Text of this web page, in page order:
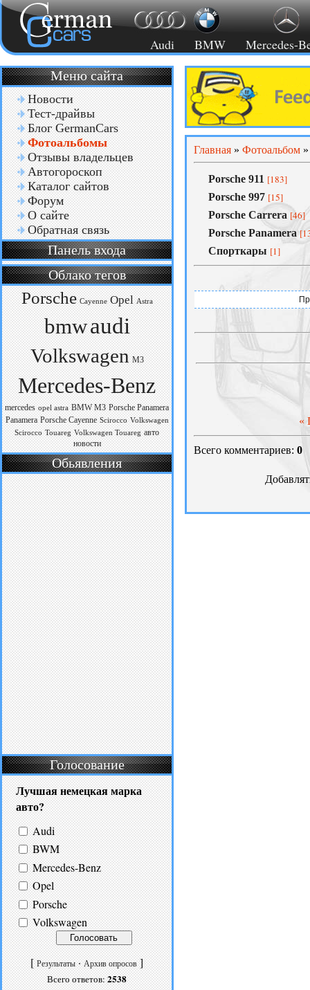
Audi BMW Mercedes-
Меню сайта
Новости
Тест-драйвы
Блог GermanCars
Фотоальбомы
Отзывы владельцев
Автогороскоп
Каталог сайтов
Форум
О сайте
Обратная связь
Панель входа
Облако тегов
Porsche Cayenne Opel Astra
bmwaudi
Volkswagen M3
Mercedes-Benz
mercedes opel astra BMW M3 Porsche Panamera
Panamera Porsche Cayenne Scirocco Volkswagen
Scirocco Touareg Volkswagen Touareg авто
новости
Обьявления
Голосование
Лучшая немецкая марка
авто?
Audi
BWM
Mercedes-Benz
Opel
Porsche
Volkswagen
[Результаты·Архив опросов]
Всего ответов:2538
Главная » Фотоальбом
Porsche 911 [183]
Porsche 997 [15]
Porsche Carrera [46]
Porsche Panamera
Спорткары [1]
«
Всего комментариев: 0